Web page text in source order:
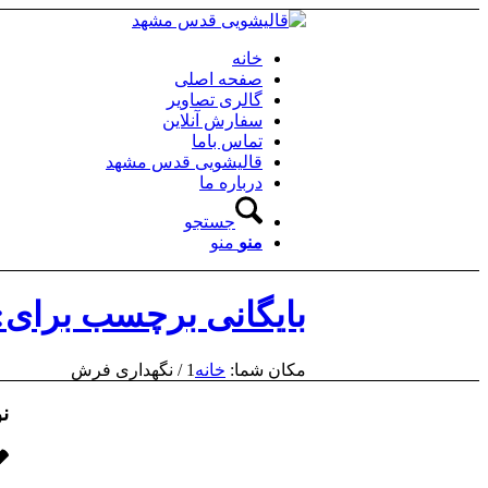
خانه
صفحه اصلی
گالری تصاویر
سفارش آنلاین
تماس باما
قالیشویی قدس مشهد
درباره ما
جستجو
منو منو
بایگانی برچسب
مکان شما: خانه 1
/ نگهداری فرش